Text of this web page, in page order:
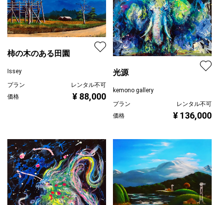
柿の木のある田園
Issey
プラン
レンタル不可
価格
¥ 88,000
光源
kemono gallery
プラン
レンタル不可
価格
¥ 136,000